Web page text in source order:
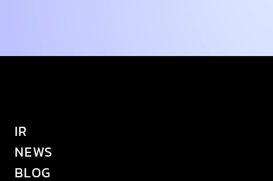
IR
NEWS
BLOG